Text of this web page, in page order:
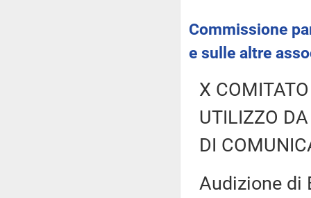
Commissione
e sulle altre
X
UTILIZZO
DI
Audizione di